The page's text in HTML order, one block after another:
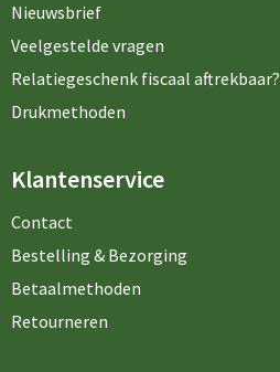
Nieuwsbrief
Veelgestelde vragen
Relatiegeschenk fiscaal aftrekbaar?
Drukmethoden
Klantenservice
Contact
Bestelling & Bezorging
Betaalmethoden
Retourneren